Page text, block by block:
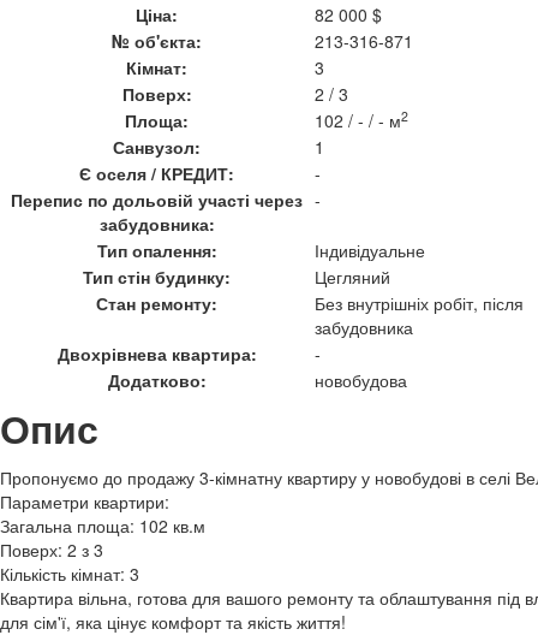
Ціна:
82 000 $
№ об'єкта:
213-316-871
Кімнат:
3
Поверх:
2 / 3
Площа:
102 / - / - м2
Санвузол:
1
Є оселя / КРЕДИТ:
-
Перепис по дольовій участі через
забудовника:
-
Тип опалення:
Індивідуальне
Тип стін будинку:
Цегляний
Стан ремонту:
Без внутрішніх робіт, після
забудовника
Двохрівнева квартира:
-
Додатково:
новобудова
Опис
Пропонуємо до продажу 3-кімнатну квартиру у новобудові в селі
Параметри квартири:
Загальна площа: 102 кв.м
Поверх: 2 з 3
Кількість кімнат: 3
Квартира вільна, готова для вашого ремонту та облаштування під
для сім'ї, яка цінує комфорт та якість життя!